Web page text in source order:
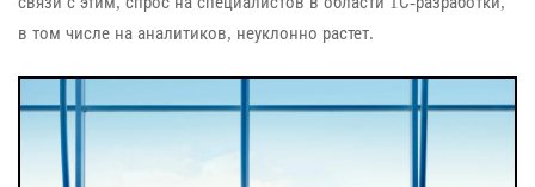
в том числе на аналитиков, неуклонно растет.